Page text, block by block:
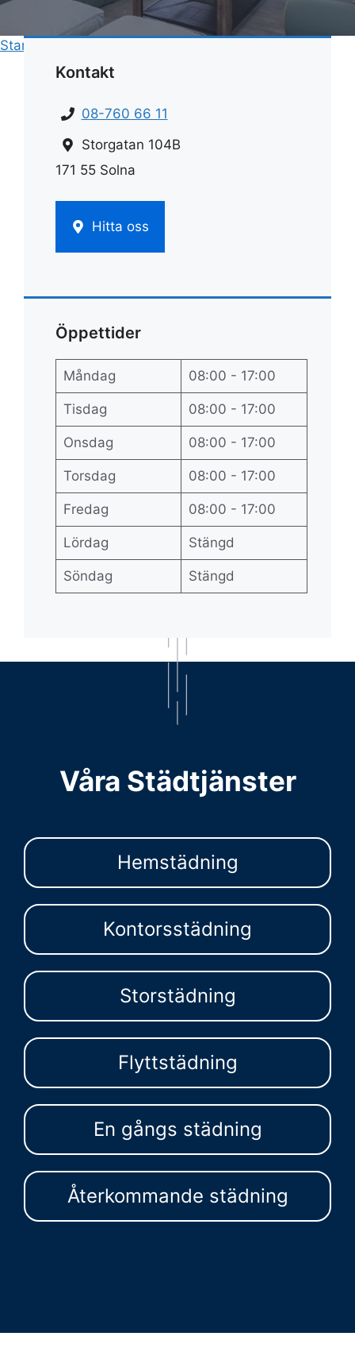
Start
Kontakt
08-760 66 11
Storgatan 104B
171 55 Solna
Hitta oss
Öppettider
Måndag 08:00 - 17:00
Tisdag 08:00 - 17:00
Onsdag 08:00 - 17:00
Torsdag 08:00 - 17:00
Fredag 08:00 - 17:00
Lördag Stängd
Söndag Stängd
Våra Städtjänster
Hemstädning
Kontorsstädning
Storstädning
Flyttstädning
En gångs städning
Återkommande städning